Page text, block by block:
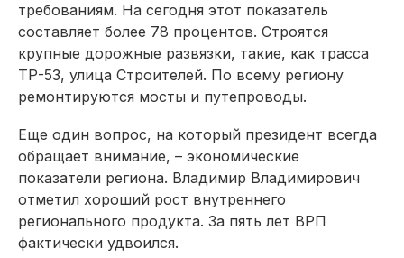
требованиям. На сегодня этот показатель
составляет более 78 процентов. Строятся
крупные дорожные развязки, такие, как трасса
ТР-53, улица Строителей. По всему региону
ремонтируются мосты и путепроводы.
Еще один вопрос, на который президент всегда
обращает внимание, – экономические
показатели региона. Владимир Владимирович
отметил хороший рост внутреннего
регионального продукта. За пять лет ВРП
фактически удвоился.